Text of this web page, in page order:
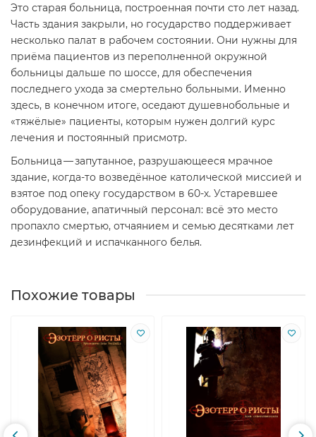
Это старая больница, построенная почти сто лет назад.
Часть здания закрыли, но государство поддерживает
несколько палат в рабочем состоянии. Они нужны для
приёма пациентов из переполненной окружной
больницы дальше по шоссе, для обеспечения
последнего ухода за смертельно больными. Именно
здесь, в конечном итоге, оседают душевнобольные и
«тяжёлые» пациенты, которым нужен долгий курс
лечения и постоянный присмотр.
Больница — запутанное, разрушающееся мрачное
здание, когда-то возведённое католической миссией и
взятое под опеку государством в 60-х. Устаревшее
оборудование, апатичный персонал: всё это место
пропахло смертью, отчаянием и семью десятками лет
дезинфекций и испачканного белья.
Похожие товары